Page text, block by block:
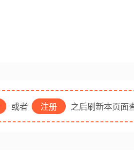
或者 注册 之后刷新本页面